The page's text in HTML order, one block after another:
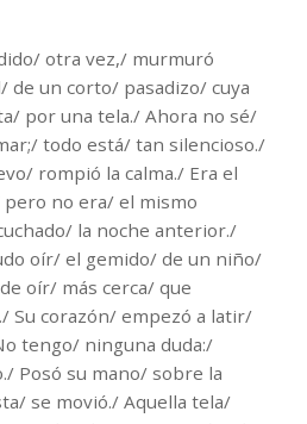
otra vez,/ murmuró
de un corto/ pasadizo/ cuya
por una tela./ Ahora no sé/
todo está/ tan silencioso./
rompió la calma./ Era el
no era/ el mismo
la noche anterior./
oír/ el gemido/ de un niño/
oír/ más cerca/ que
Su corazón/ empezó a latir/
tengo/ ninguna duda:/
Posó su mano/ sobre la
se movió./ Aquella tela/